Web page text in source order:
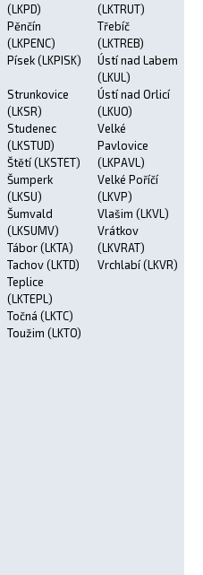
(LKPD)
Pěnčín
(LKPENC)
Písek (LKPISK)
Strunkovice
(LKSR)
Studenec
(LKSTUD)
Štětí (LKSTET)
Šumperk
(LKSU)
Šumvald
(LKSUMV)
Tábor (LKTA)
Tachov (LKTD)
Teplice
(LKTEPL)
Točná (LKTC)
Toužim (LKTO)
(LKTRUT)
Třebíč
(LKTREB)
Ústí nad Labem
(LKUL)
Ústí nad Orlicí
(LKUO)
Velké
Pavlovice
(LKPAVL)
Velké Poříčí
(LKVP)
Vlašim (LKVL)
Vrátkov
(LKVRAT)
Vrchlabí (LKVR)